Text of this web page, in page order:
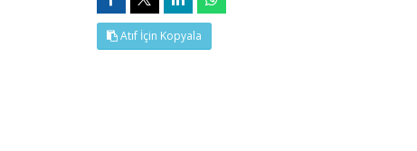
Atıf İçin Kopyala